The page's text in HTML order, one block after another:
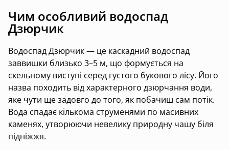
Чим особливий водоспад
Дзюрчик
Водоспад Дзюрчик — це каскадний водоспад
заввишки близько 3–5 м, що формується на
скельному виступі серед густого букового лісу. Його
назва походить від характерного дзюрчання води,
яке чути ще задовго до того, як побачиш сам потік.
Вода спадає кількома струменями по масивних
каменях, утворюючи невелику природну чашу біля
підніжжя.